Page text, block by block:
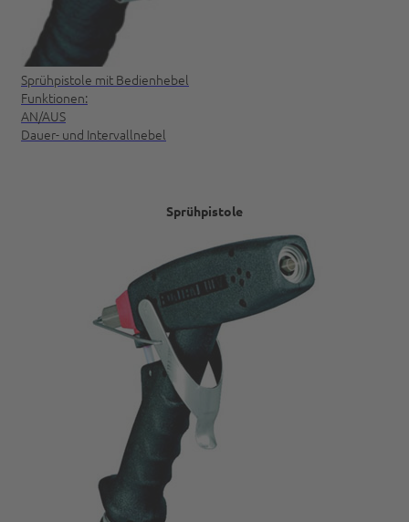
Sprühpistole mit Bedienhebel
Funktionen:
AN/AUS
Dauer- und Intervallnebel
Sprühpistole